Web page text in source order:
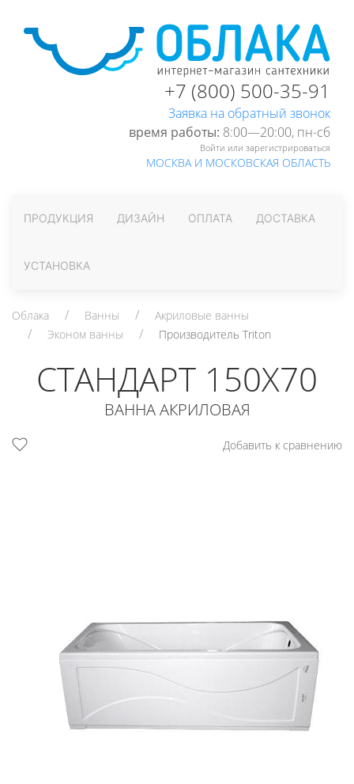
+7 (800) 500-35-91
Заявка на обратный звонок
время работы: 8:00—20:00, пн-cб
Войти или зарегистрироваться
МОСКВА И МОСКОВСКАЯ ОБЛАСТЬ
ПРОДУКЦИЯ ДИЗАЙН ОПЛАТА ДОСТАВКА
УСТАНОВКА
Облака Ванны
Акриловые ванны
Эконом ванны
Производитель Triton
СТАНДАРТ 150Х70
ВАННА АКРИЛОВАЯ
Добавить к сравнению